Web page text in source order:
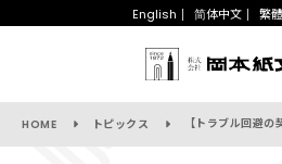
English 简体中文 繁
HOME トピックス